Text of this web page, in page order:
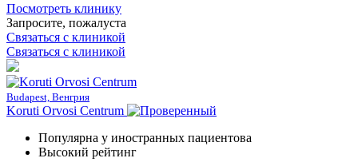
Посмотреть клинику
Запросите, пожалуста
Связаться с клиникой
Связаться с клиникой
Budapest, Венгрия
Koruti Orvosi Centrum
Популярна у иностранных пациентовa
Высокий рейтинг